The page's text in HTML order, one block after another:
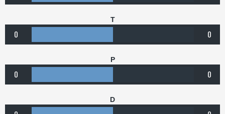
T
0 0
P
0 0
D